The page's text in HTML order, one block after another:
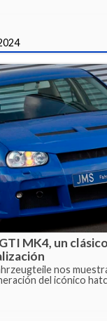
MK4, un
nos
del icónico